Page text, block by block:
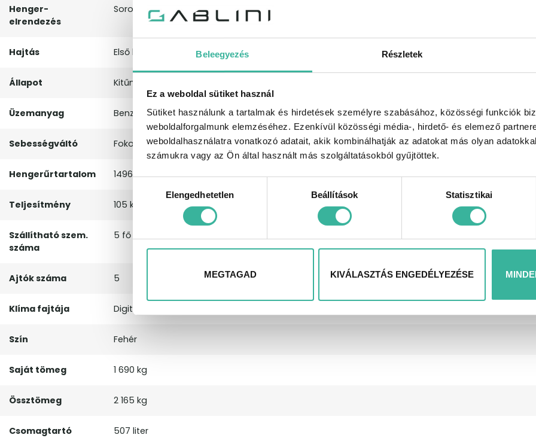
Beleegyezés Részletek
Ez a weboldal sütiket használ
Sütiket használunk a tartalmak és hirdetések személyre szabásához, közösségi funkciók
weboldalforgalmunk elemzéséhez. Ezenkívül közösségi média-, hirdető- és elemező
weboldalhasználatra vonatkozó adatait, akik kombinálhatják az adatokat más olyan
számukra vagy az Ön által használt más szolgáltatásokból gyűjtöttek.
kiválasztásaElengedhetetlen Beállítások Statisztikai
MEGTAGAD KIVÁLASZTÁS ENGEDÉLYEZÉSE
Henger-
elrendezés
Soros
Hajtás Első kerék
Állapot Kitűnő
Üzemanyag Benzin
Sebességváltó Fokozatmentes automata sebességváltó
Hengerűrtartalom 1496 cm³
Teljesítmény 105 kW, 143 LE
Szállítható szem.
száma
5 fő
Ajtók száma 5
Klíma fajtája Digitális kétzónás klíma
Szín Fehér
Saját tömeg 1 690 kg
Össztömeg 2 165 kg
Csomagtartó 507 liter